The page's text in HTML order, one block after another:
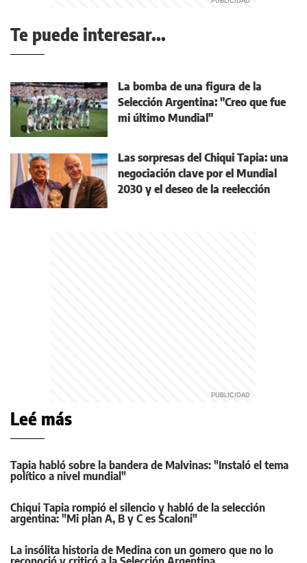
Te puede interesar...
La bomba de una figura de la
Selección Argentina: "Creo que fue
mi último Mundial"
Las sorpresas del Chiqui Tapia: una
negociación clave por el Mundial
2030 y el deseo de la reelección
Leé más
Tapia habló sobre la bandera de Malvinas: "Instaló el tema
político a nivel mundial"
Chiqui Tapia rompió el silencio y habló de la selección
argentina: "Mi plan A, B y C es Scaloni"
La insólita historia de Medina con un gomero que no lo